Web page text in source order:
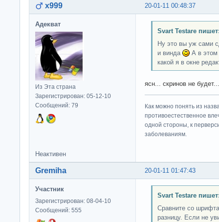
20-01-11 00:48:37
x999
Адекват
Из Эта страна
Зарегистрирован: 05-12-10
Сообщений: 79
Svart Testare
Ну это вы уж сами
и винда
А в этом
какой я в окне
ясн... скринов не будет...
Как можно понять из
противоестественное
одной стороны, к
заболеваниям.
Неактивен
20-01-11 01:47:43
Gremiha
Участник
Зарегистрирован: 08-04-10
Сообщений: 555
Svart Testare
Сравните со
разницу. Если не